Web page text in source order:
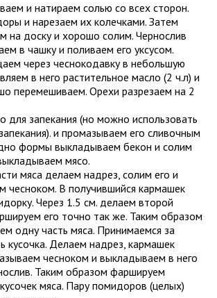
и натираем солью со всех сторон.
и нарезаем их колечками. Затем
на доску и хорошо солим. Чернослив
в чашку и поливаем его уксусом.
через чеснокодавку в небольшую
в него растительное масло (2 ч.л) и
перемешиваем. Орехи разрезаем на 2
для запекания (но можно использовать
и промазываем его сливочным
формы выкладываем бекон и солим
мясо.
мяса делаем надрез, солим его и
чесноком. В получившийся кармашек
Через 1.5 см. делаем второй
его точно так же. Таким образом
одну часть мяса. Принимаемся за
кусочка. Делаем надрез, кармашек
чесноком и выкладываем в него
Таким образом фаршируем
мяса. Пару помидоров (целых)